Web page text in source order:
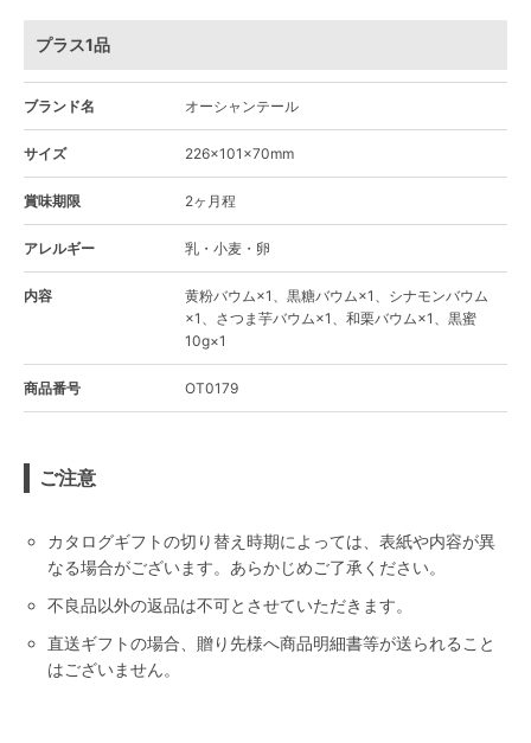
プラス1品
ブランド名 オーシャンテール
サイズ 226×101×70mm
賞味期限 2ヶ月程
アレルギー 乳・小麦・卵
内容
黄粉バウム×1、黒糖バウム×1、シナモンバウム
×1、さつま芋バウム×1、和栗バウム×1、黒蜜
10g×1
商品番号 OT0179
ご注意
カタログギフトの切り替え時期によっては、表紙や内容が異
なる場合がございます。あらかじめご了承ください。
不良品以外の返品は不可とさせていただきます。
直送ギフトの場合、贈り先様へ商品明細書等が送られること
はございません。